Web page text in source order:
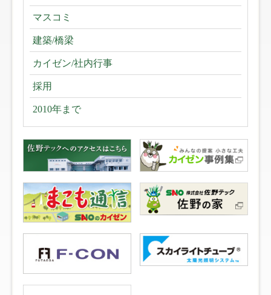
マスコミ
建築/橋梁
カイゼン/社内行事
採用
2010年まで